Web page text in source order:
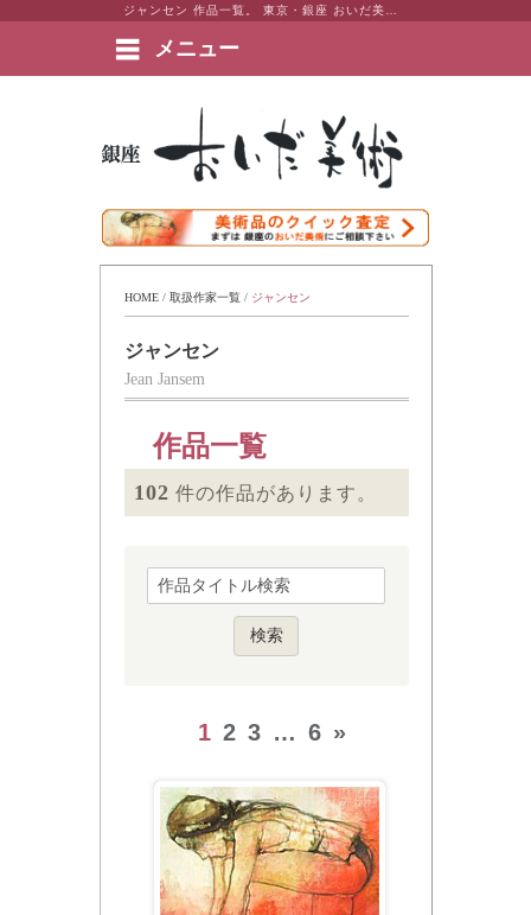
メニュー
HOME / 取扱作家一覧 / ジャンセン
ジャンセン
Jean Jansem
作品一覧
102 件の作品があります。
1 2 3 … 6 »